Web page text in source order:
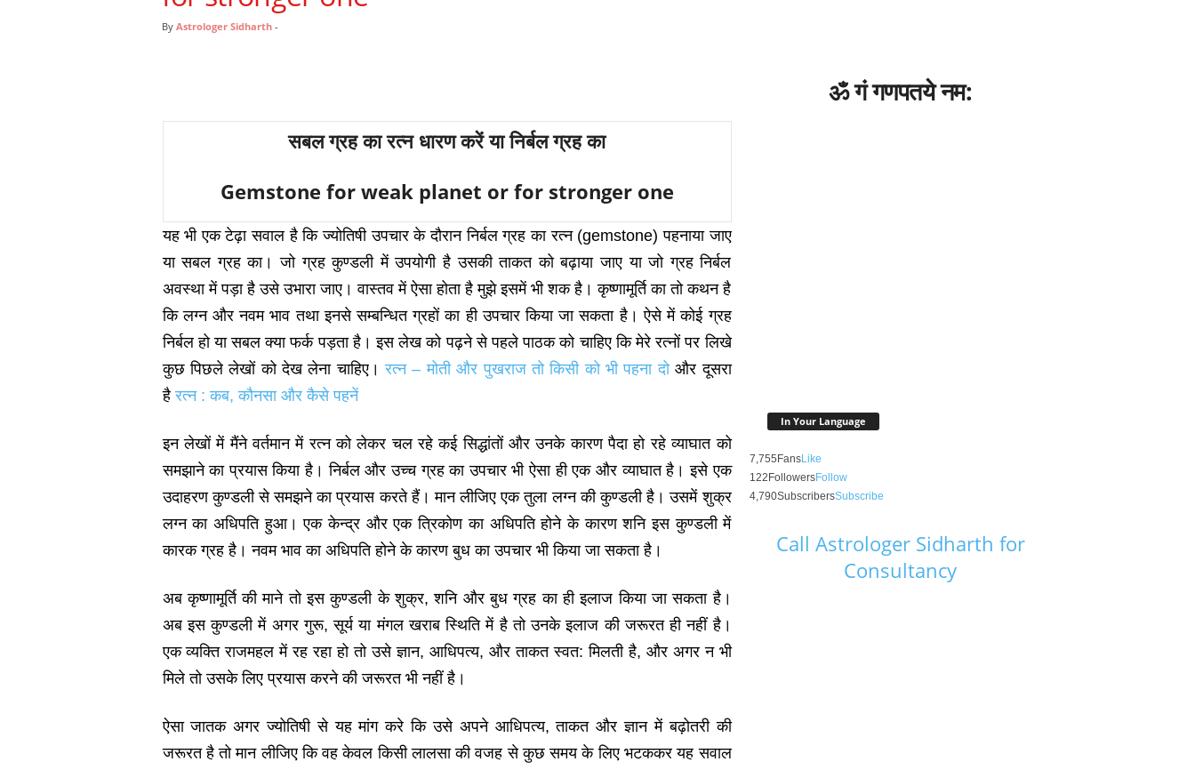
By Astrologer Sidharth-
सबल ग्रह का रत्न धारण करें या निर्बल ग्रह का
Gemstone for weak planet or for stronger one
यह भी एक टेढ़ा सवाल है कि ज्‍योतिषी उपचार के दौरान निर्बल ग्रह का रत्‍न (gemstone) पहनाया जाए
या सबल ग्रह का। जो ग्रह कुण्‍डली में उपयोगी है उसकी ताकत को बढ़ाया जाए या जो ग्रह निर्बल
अवस्‍था में पड़ा है उसे उभारा जाए। वास्‍तव में ऐसा होता है मुझे इसमें भी शक है। कृष्‍णामूर्ति का तो कथन है
कि लग्‍न और नवम भाव तथा इनसे सम्‍बन्धित ग्रहों का ही उपचार किया जा सकता है। ऐसे में कोई ग्रह
निर्बल हो या सबल क्‍या फर्क पड़ता है। इस लेख को पढ़ने से पहले पाठक को चाहिए कि मेरे रत्‍नों पर लिखे
कुछ पिछले लेखों को देख लेना चाहिए।रत्‍न – मोती और पुखराज तो किसी को भी पहना दोऔर दूसरा
हैरत्‍न : कब, कौनसा और कैसे पहनें
इन लेखों में मैंने वर्तमान में रत्‍न को लेकर चल रहे कई सिद्धांतों और उनके कारण पैदा हो रहे व्‍याघात को
समझाने का प्रयास किया है। निर्बल और उच्‍च ग्रह का उपचार भी ऐसा ही एक और व्‍याघात है। इसे एक
उदाहरण कुण्‍डली से समझने का प्रयास करते हैं। मान लीजिए एक तुला लग्‍न की कुण्‍डली है। उसमें शुक्र
लग्‍न का अधिपति हुआ। एक केन्‍द्र और एक त्रिकोण का अधिपति होने के कारण शनि इस कुण्‍डली में
कारक ग्रह है। नवम भाव का अधिपति होने के कारण बुध का उपचार भी किया जा सकता है।
अब कृष्‍णामूर्ति की माने तो इस कुण्‍डली के शुक्र, शनि और बुध ग्रह का ही इलाज किया जा सकता है।
अब इस कुण्‍डली में अगर गुरू, सूर्य या मंगल खराब स्थिति में है तो उनके इलाज की जरूरत ही नहीं है।
एक व्‍यक्ति राजमहल में रह रहा हो तो उसे ज्ञान, आधिपत्‍य, और ताकत स्‍वत: मिलती है, और अगर न भी
मिले तो उसके लिए प्रयास करने की जरूरत भी नहीं है।
ऐसा जातक अगर ज्‍योतिषी से यह मांग करे कि उसे अपने आधिपत्‍य, ताकत और ज्ञान में बढ़ोतरी की
जरूरत है तो मान लीजिए कि वह केवल किसी लालसा की वजह से कुछ समय के लिए भटककर यह सवाल
ॐ गं गणपतये नम:
In Your Language
7,755 FansLike
122 FollowersFollow
4,790SubscribersSubscribe
Call Astrologer Sidharth for
Consultancy